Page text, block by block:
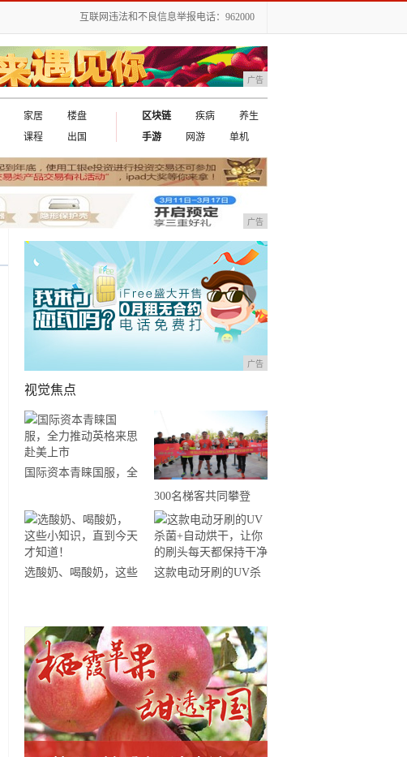
互联网违法和不良信息举报电话：962000
广告
家居
楼盘
课程 出国
区块链 疾病
养生
手游
网游 单机
广告
广告
视觉焦点
国际资本青睐国服，全
市
300名梯客共同攀登
2019国际垂直马拉松超
级精英赛顺德海骏达中
心站欢乐开跑
选酸奶、喝酸奶，这些
这款电动牙刷的UV杀